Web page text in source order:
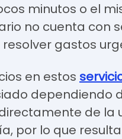
minutos o el
no cuenta con
gastos
en estos
dependiendo
de la
por lo que resulta